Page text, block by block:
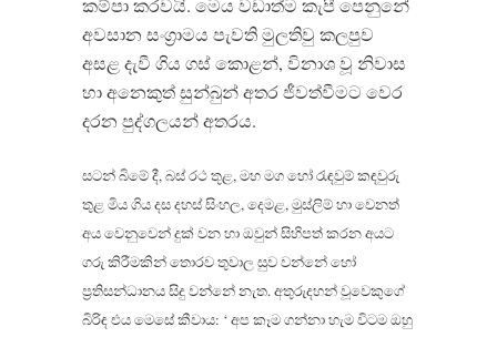
කම්පා කරවයි. මෙය වඩාත්ම කැපී පෙනුනේ
අවසාන සංග‍්‍රාමය පැවති මුලතිවු කලපුව
අසළ දැවී ගිය ගස් කොළන්, විනාශ වූ නිවාස
හා අනෙකුත් සුන්බුන් අතර ජීවත්වීමට වෙර
දරන පුද්ගලයන් අතරය.
සටන් බිමේ දී, බස් රථ තූළ, මහ මග හෝ රැඳවුම් කඳවුරු
තුළ මිය ගිය දස දහස් සිංහල, දෙමළ, මුස්ලිම් හා වෙනත්
අය වෙනුවෙන් දුක් වන හා ඔවුන් සිහිපත් කරන අයට
ගරු කිරීමකින් තොරව තුවාල සුව වන්නේ හෝ
ප‍්‍රතිසන්ධානය සිදු වන්නේ නැත. අතුරුදහන් වූවෙකුගේ
බිරිඳ එය මෙසේ කීවාය: ‘ අප කෑම ගන්නා හැම විටම ඔහු